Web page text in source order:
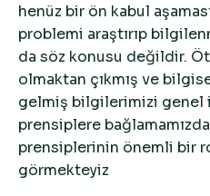
henüz bir ön kabul
problemi araştırıp
da söz konusu değildir.
olmaktan çıkmış ve
gelmiş bilgilerimizi genel
prensiplere
prensiplerinin önemli bir
görmekteyiz